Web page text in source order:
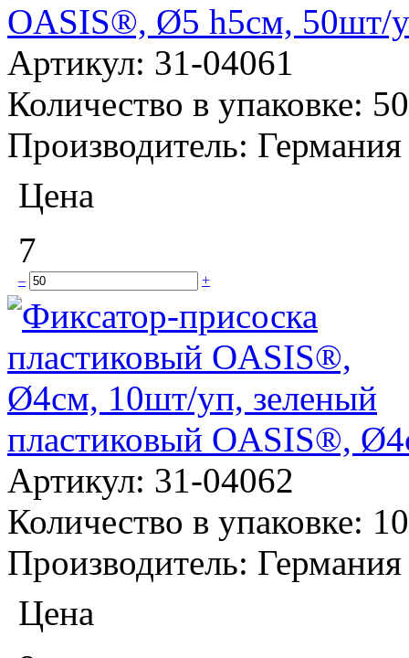
OASIS®, Ø5 h5см, 50шт/
Артикул: 31-04061
Количество в упаковке: 50
Производитель: Германия
Цена
7
– +
пластиковый OASIS®,
Артикул: 31-04062
Количество в упаковке: 10
Производитель: Германия
Цена